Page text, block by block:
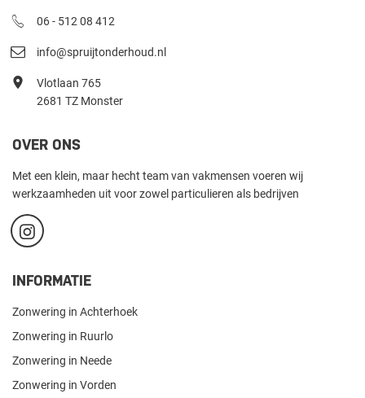
06 - 512 08 412
info@spruijtonderhoud.nl
Vlotlaan 765
2681 TZ Monster
OVER ONS
Met een klein, maar hecht team van vakmensen voeren wij
werkzaamheden uit voor zowel particulieren als bedrijven
INFORMATIE
Zonwering in Achterhoek
Zonwering in Ruurlo
Zonwering in Neede
Zonwering in Vorden